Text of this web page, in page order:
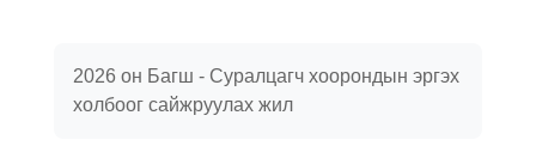
2026 он Багш - Суралцагч хоорондын эргэх
холбоог сайжруулах жил